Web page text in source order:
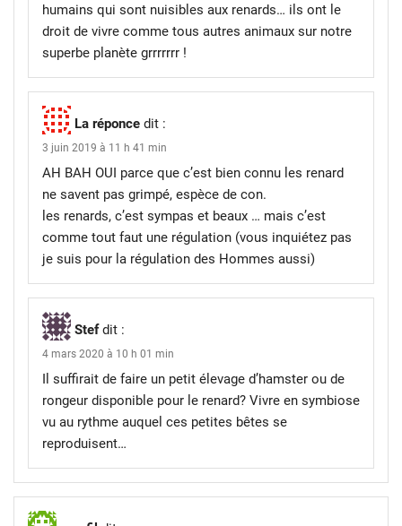
humains qui sont nuisibles aux renards… ils ont le
droit de vivre comme tous autres animaux sur notre
superbe planète grrrrrrr !
La réponce dit :
3 juin 2019 à 11 h 41 min
AH BAH OUI parce que c’est bien connu les renard
ne savent pas grimpé, espèce de con.
les renards, c’est sympas et beaux … mais c’est
comme tout faut une régulation (vous inquiétez pas
je suis pour la régulation des Hommes aussi)
Stef dit :
4 mars 2020 à 10 h 01 min
Il suffirait de faire un petit élevage d’hamster ou de
rongeur disponible pour le renard? Vivre en symbiose
vu au rythme auquel ces petites bêtes se
reproduisent…